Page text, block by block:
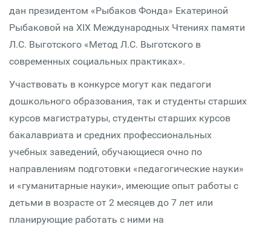
дан президентом «Рыбаков Фонда» Екатериной
Рыбаковой на XIX Международных Чтениях памяти
Л.С. Выготского «Метод Л.С. Выготского в
современных социальных практиках».
Участвовать в конкурсе могут как педагоги
дошкольного образования, так и студенты старших
курсов магистратуры, студенты старших курсов
бакалавриата и средних профессиональных
учебных заведений, обучающиеся очно по
направлениям подготовки «педагогические науки»
и «гуманитарные науки», имеющие опыт работы с
детьми в возрасте от 2 месяцев до 7 лет или
планирующие работать с ними на